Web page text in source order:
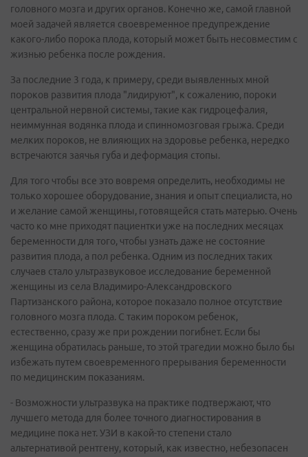
головного мозга и других органов. Конечно же, самой главной
моей задачей является своевременное предупреждение
какого-либо порока плода, который может быть несовместим с
жизнью ребенка после рождения.
За последние 3 года, к примеру, среди выявленных мной
пороков развития плода "лидируют", к сожалению, пороки
центральной нервной системы, такие как гидроцефалия,
неиммунная водянка плода и спинномозговая грыжа. Среди
мелких пороков, не влияющих на здоровье ребенка, нередко
встречаются заячья губа и деформация стопы.
Для того чтобы все это вовремя определить, необходимы не
только хорошее оборудование, знания и опыт специалиста, но
и желание самой женщины, готовящейся стать матерью. Очень
часто ко мне приходят пациентки уже на последних месяцах
беременности для того, чтобы узнать даже не состояние
развития плода, а пол ребенка. Одним из последних таких
случаев стало ультразвуковое исследование беременной
женщины из села Владимиро-Александровского
Партизанского района, которое показало полное отсутствие
головного мозга плода. С таким пороком ребенок,
естественно, сразу же при рождении погибнет. Если бы
женщина обратилась раньше, то этой трагедии можно было бы
избежать путем своевременного прерывания беременности
по медицинским показаниям.
- Возможности ультразвука на практике подтвержают, что
лучшего метода для более точного диагностирования в
медицине пока нет. УЗИ в какой-то степени стало
альтернативой рентгену, который, как известно, небезопасен